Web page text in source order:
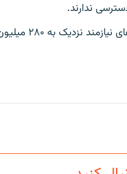
ندارند.
دالر درخواست کرده است.